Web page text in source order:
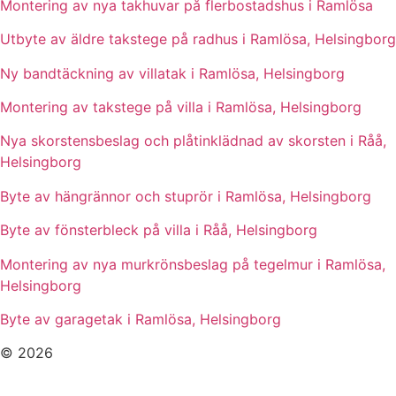
Montering av nya takhuvar på flerbostadshus i Ramlösa
Utbyte av äldre takstege på radhus i Ramlösa, Helsingborg
Ny bandtäckning av villatak i Ramlösa, Helsingborg
Montering av takstege på villa i Ramlösa, Helsingborg
Nya skorstensbeslag och plåtinklädnad av skorsten i Råå,
Helsingborg
Byte av hängrännor och stuprör i Ramlösa, Helsingborg
Byte av fönsterbleck på villa i Råå, Helsingborg
Montering av nya murkrönsbeslag på tegelmur i Ramlösa,
Helsingborg
Byte av garagetak i Ramlösa, Helsingborg
© 2026